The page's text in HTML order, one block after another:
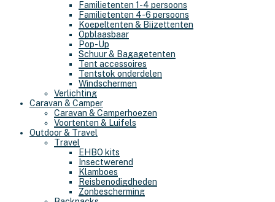
Familietenten 1-4 persoons
Familietenten 4-6 persoons
Koepeltenten & Bijzettenten
Opblaasbaar
Pop-Up
Schuur & Bagagetenten
Tent accessoires
Tentstok onderdelen
Windschermen
Verlichting
Caravan & Camper
Caravan & Camperhoezen
Voortenten & Luifels
Outdoor & Travel
Travel
EHBO kits
Insectwerend
Klamboes
Reisbenodigdheden
Zonbescherming